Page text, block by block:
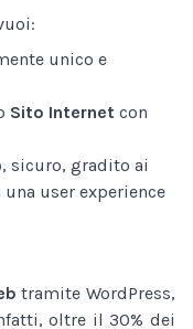
unico e
Sito Internet con
sicuro, gradito ai
user experience
tramite WordPress,
oltre il 30% dei